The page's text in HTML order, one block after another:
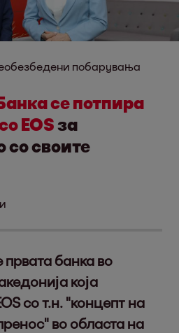
побарувања
се потпира
EOSза
со своите
првата банка во
која
со т.н. "концепт на
во областа на